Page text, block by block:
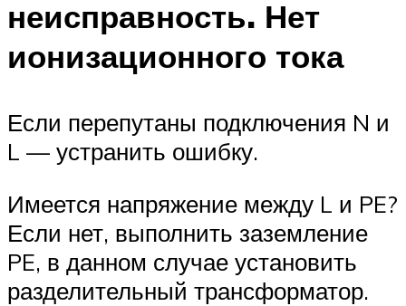
неисправность. Нет
ионизационного тока
Если перепутаны подключения N и
L — устранить ошибку.
Имеется напряжение между L и PE?
Если нет, выполнить заземление
PE, в данном случае установить
разделительный трансформатор.